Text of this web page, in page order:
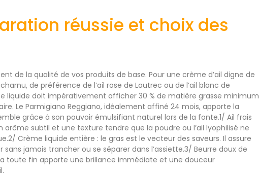
réussie et choix des
de la qualité de vos produits de base. Pour une crème d’ail digne de
de préférence de l’ail rose de Lautrec ou de l’ail blanc de
liquide doit impérativement afficher 30 % de matière grasse minimum
Le Parmigiano Reggiano, idéalement affiné 24 mois, apporte la
grâce à son pouvoir émulsifiant naturel lors de la fonte.1/ Ail frais
subtil et une texture tendre que la poudre ou l’ail lyophilisé ne
Crème liquide entière : le gras est le vecteur des saveurs. Il assure
jamais trancher ou se séparer dans l’assiette.3/ Beurre doux de
toute fin apporte une brillance immédiate et une douceur